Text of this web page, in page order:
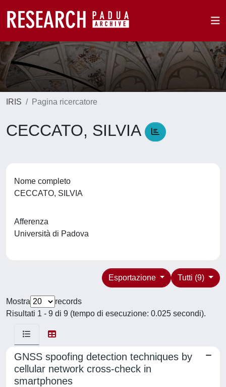
IRIS Pagina ricercatore
CECCATO, SILVIA
Nome completo
CECCATO, SILVIA
Afferenza
Università di Padova
Tutti (9)
Esportazione
Mostra
records
Risultati 1 - 9 di 9 (tempo di esecuzione: 0.025 secondi).
GNSS spoofing detection techniques by
cellular network cross-check in
smartphones